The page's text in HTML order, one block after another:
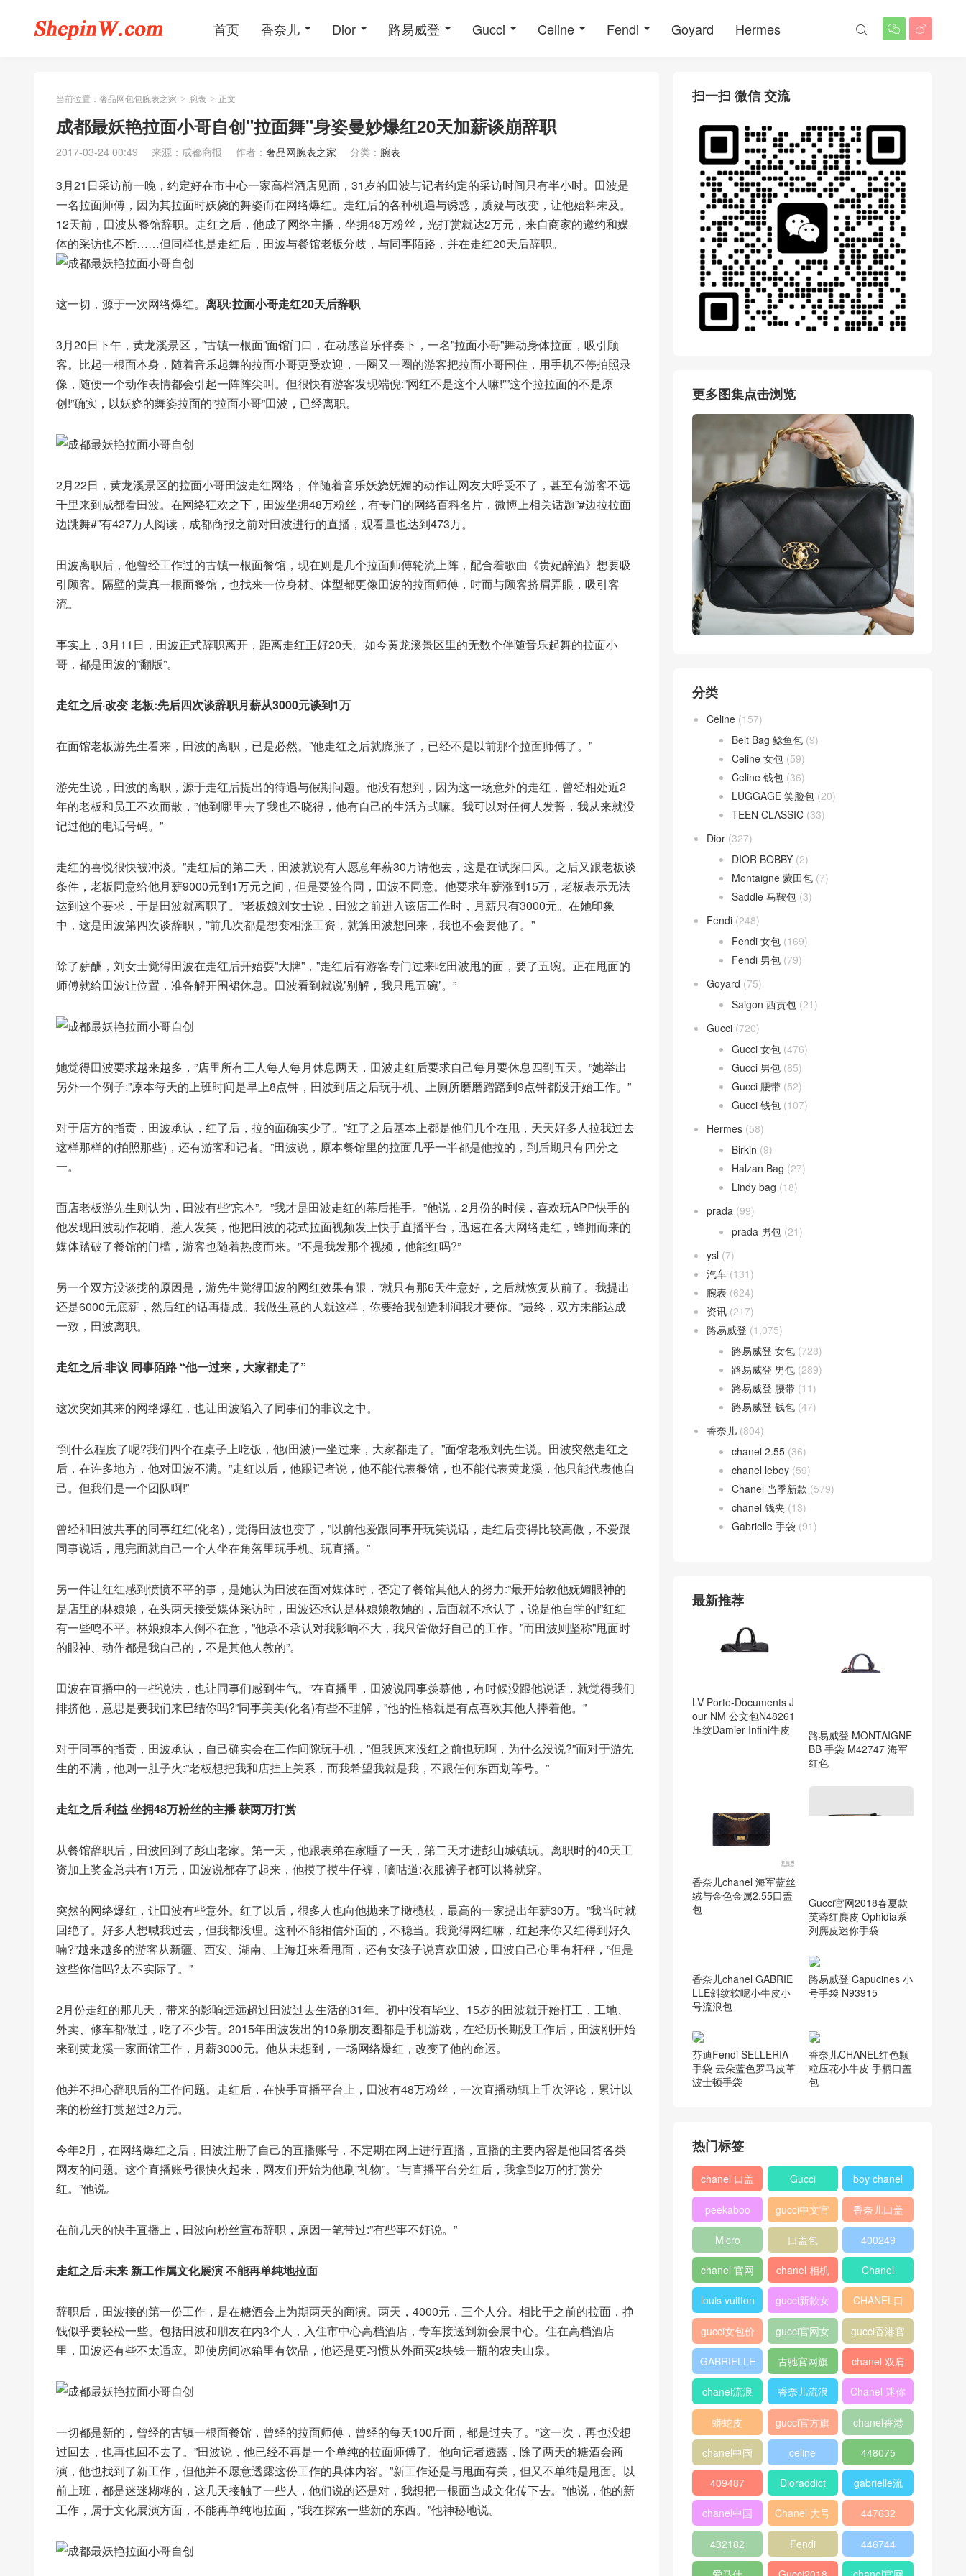
首页 香奈儿 Dior 路易威登 Gucci Celine Fendi Goyard Hermes  

当前位置： 奢品网包包腕表之家 > 腕表 > 正文
成都最妖艳拉面小哥自创"拉面舞"身姿曼妙爆红20天加薪谈崩辞职
2017-03-24 00:49 来源：成都商报 作者： 奢品网腕表之家 分类： 腕表
3月21日采访前一晚，约定好在市中心一家高档酒店见面，31岁的田波与记者约定的采访时间只有半小时。田波是
一名拉面师傅，因为其拉面时妖娆的舞姿而在网络爆红。走红后的各种机遇与诱惑，质疑与改变，让他始料未及。
12天前，田波从餐馆辞职。走红之后，他成了网络主播，坐拥48万粉丝，光打赏就达2万元，来自商家的邀约和媒
体的采访也不断……但同样也是走红后，田波与餐馆老板分歧，与同事陌路，并在走红20天后辞职。
这一切，源于一次网络爆红。 离职:拉面小哥走红20天后辞职
3月20日下午，黄龙溪景区，”古镇一根面”面馆门口，在动感音乐伴奏下，一名”拉面小哥”舞动身体拉面，吸引顾
客。比起一根面本身，随着音乐起舞的拉面小哥更受欢迎，一圈又一圈的游客把拉面小哥围住，用手机不停拍照录
像，随便一个动作表情都会引起一阵阵尖叫。但很快有游客发现端倪:”网红不是这个人嘛!””这个拉拉面的不是原
创!”确实，以妖娆的舞姿拉面的”拉面小哥”田波，已经离职。
2月22日，黄龙溪景区的拉面小哥田波走红网络， 伴随着音乐妖娆妩媚的动作让网友大呼受不了，甚至有游客不远
千里来到成都看田波。在网络狂欢之下，田波坐拥48万粉丝，有专门的网络百科名片，微博上相关话题”#边拉拉面
边跳舞#”有427万人阅读，成都商报之前对田波进行的直播，观看量也达到473万。
田波离职后，他曾经工作过的古镇一根面餐馆，现在则是几个拉面师傅轮流上阵，配合着歌曲《贵妃醉酒》想要吸
引顾客。隔壁的黄真一根面餐馆，也找来一位身材、体型都更像田波的拉面师傅，时而与顾客挤眉弄眼，吸引客
流。
事实上，3月11日，田波正式辞职离开，距离走红正好20天。如今黄龙溪景区里的无数个伴随音乐起舞的拉面小
哥，都是田波的”翻版”。
走红之后·改变 老板:先后四次谈辞职月薪从3000元谈到1万
在面馆老板游先生看来，田波的离职，已是必然。”他走红之后就膨胀了，已经不是以前那个拉面师傅了。”
游先生说，田波的离职，源于走红后提出的待遇与假期问题。他没有想到，因为这一场意外的走红，曾经相处近2
年的老板和员工不欢而散，”他到哪里去了我也不晓得，他有自己的生活方式嘛。我可以对任何人发誓，我从来就没
记过他的电话号码。”
走红的喜悦很快被冲淡。”走红后的第二天，田波就说有人愿意年薪30万请他去，这是在试探口风。之后又跟老板谈
条件，老板同意给他月薪9000元到1万元之间，但是要签合同，田波不同意。他要求年薪涨到15万，老板表示无法
达到这个要求，于是田波就离职了。”老板娘刘女士说，田波之前进入该店工作时，月薪只有3000元。在她印象
中，这是田波第四次谈辞职，”前几次都是想变相涨工资，就算田波想回来，我也不会要他了。”
除了薪酬，刘女士觉得田波在走红后开始耍”大牌”，”走红后有游客专门过来吃田波甩的面，要了五碗。正在甩面的
师傅就给田波让位置，准备解开围裙休息。田波看到就说’别解，我只甩五碗’。”
她觉得田波要求越来越多，”店里所有工人每人每月休息两天，田波走红后要求自己每月要休息四到五天。”她举出
另外一个例子:”原本每天的上班时间是早上8点钟，田波到店之后玩手机、上厕所磨磨蹭蹭到9点钟都没开始工作。”
对于店方的指责，田波承认，红了后，拉的面确实少了。”红了之后基本上都是他们几个在甩，天天好多人拉我过去
这样那样的(拍照那些)，还有游客和记者。”田波说，原本餐馆里的拉面几乎一半都是他拉的，到后期只有四分之
一。
面店老板游先生则认为，田波有些”忘本”。”我才是田波走红的幕后推手。”他说，2月份的时候，喜欢玩APP快手的
他发现田波动作花哨、惹人发笑，他把田波的花式拉面视频发上快手直播平台，迅速在各大网络走红，蜂拥而来的
媒体踏破了餐馆的门槛，游客也随着热度而来。”不是我发那个视频，他能红吗?”
另一个双方没谈拢的原因是，游先生觉得田波的网红效果有限，”就只有那6天生意好，之后就恢复从前了。我提出
还是6000元底薪，然后红的话再提成。我做生意的人就这样，你要给我创造利润我才要你。”最终，双方未能达成
一致，田波离职。
走红之后·非议 同事陌路 “他一过来，大家都走了”
这次突如其来的网络爆红，也让田波陷入了同事们的非议之中。
“到什么程度了呢?我们四个在桌子上吃饭，他(田波)一坐过来，大家都走了。”面馆老板刘先生说。田波突然走红之
后，在许多地方，他对田波不满。”走红以后，他跟记者说，他不能代表餐馆，也不能代表黄龙溪，他只能代表他自
己。但我们是一个团队啊!”
曾经和田波共事的同事红红(化名)，觉得田波也变了，”以前他爱跟同事开玩笑说话，走红后变得比较高傲，不爱跟
同事说话，甩完面就自己一个人坐在角落里玩手机、玩直播。”
另一件让红红感到愤愤不平的事，是她认为田波在面对媒体时，否定了餐馆其他人的努力:”最开始教他妩媚眼神的
是店里的林娘娘，在头两天接受媒体采访时，田波还承认是林娘娘教她的，后面就不承认了，说是他自学的!”红红
有一些鸣不平。林娘娘本人倒不在意，”他承不承认对我影响不大，我只管做好自己的工作。”而田波则坚称”甩面时
的眼神、动作都是我自己的，不是其他人教的”。
田波在直播中的一些说法，也让同事们感到生气。”在直播里，田波说同事羡慕他，有时候没跟他说话，就觉得我们
排挤他，意思是要我们来巴结你吗?”同事美美(化名)有些不理解，”他的性格就是有点喜欢其他人捧着他。”
对于同事的指责，田波承认，自己确实会在工作间隙玩手机，”但我原来没红之前也玩啊，为什么没说?”而对于游先
生的不满，他则一肚子火:”老板想把我和店挂上关系，而我希望我就是我，不跟任何东西划等号。”
走红之后·利益 坐拥48万粉丝的主播 获两万打赏
从餐馆辞职后，田波回到了彭山老家。第一天，他跟表弟在家睡了一天，第二天才进彭山城镇玩。离职时的40天工
资加上奖金总共有1万元，田波说都存了起来，他摸了摸牛仔裤，嘀咕道:衣服裤子都可以将就穿。
突然的网络爆红，让田波有些意外。红了以后，很多人也向他抛来了橄榄枝，最高的一家提出年薪30万。”我当时就
回绝了。好多人想喊我过去，但我都没理。这种不能相信外面的，不稳当。我觉得网红嘛，红起来你又红得到好久
喃?”越来越多的游客从新疆、西安、湖南、上海赶来看甩面，还有女孩子说喜欢田波，田波自己心里有杆秤，”但是
这些你信吗?太不实际了。”
2月份走红的那几天，带来的影响远远超过田波过去生活的31年。初中没有毕业、15岁的田波就开始打工，工地、
外卖、修车都做过，吃了不少苦。2015年田波发出的10条朋友圈都是手机游戏，在经历长期没工作后，田波刚开始
来到黄龙溪一家面馆工作，月薪3000元。他从未想到，一场网络爆红，改变了他的命运。
他并不担心辞职后的工作问题。走红后，在快手直播平台上，田波有48万粉丝，一次直播动辄上千次评论，累计以
来的粉丝打赏超过2万元。
今年2月，在网络爆红之后，田波注册了自己的直播账号，不定期在网上进行直播，直播的主要内容是他回答各类
网友的问题。这个直播账号很快火起来，网友们开始为他刷”礼物”。”与直播平台分红后，我拿到2万的打赏分
红。”他说。
在前几天的快手直播上，田波向粉丝宣布辞职，原因一笔带过:”有些事不好说。”
走红之后·未来 新工作属文化展演 不能再单纯地拉面
辞职后，田波接的第一份工作，是在糖酒会上为期两天的商演。两天，4000元，三个人分。相比于之前的拉面，挣
钱似乎要轻松一些。包括田波和朋友在内3个人，入住市中心高档酒店，专车接送到新会展中心。住在高档酒店
里，田波还有些不太适应。即使房间冰箱里有饮品，他还是更习惯从外面买2块钱一瓶的农夫山泉。
一切都是新的，曾经的古镇一根面餐馆，曾经的拉面师傅，曾经的每天100斤面，都是过去了。”这一次，再也没想
过回去，也再也回不去了。”田波说，他已经不再是一个单纯的拉面师傅了。他向记者透露，除了两天的糖酒会商
演，他也找到了新工作，但他并不愿意透露这份工作的具体内容。”新工作还是与甩面有关，但又不单纯是甩面。以
前上班，都是迷迷糊糊的，这几天接触了一些人，他们说的还是对，我想把一根面当成文化传下去。”他说，他的新
工作，属于文化展演方面，不能再单纯地拉面，”我在探索一些新的东西。”他神秘地说。
扫一扫 微信 交流
更多图集点击浏览
分类
Celine (157)
Belt Bag 鲶鱼包 (9)
Celine 女包 (59)
Celine 钱包 (36)
LUGGAGE 笑脸包 (20)
TEEN CLASSIC (33)
Dior (327)
DIOR BOBBY (2)
Montaigne 蒙田包 (7)
Saddle 马鞍包 (3)
Fendi (248)
Fendi 女包 (169)
Fendi 男包 (79)
Goyard (75)
Saigon 西贡包 (21)
Gucci (720)
Gucci 女包 (476)
Gucci 男包 (85)
Gucci 腰带 (52)
Gucci 钱包 (107)
Hermes (58)
Birkin (9)
Halzan Bag (27)
Lindy bag (18)
prada (99)
prada 男包 (21)
ysl (7)
汽车 (131)
腕表 (624)
资讯 (217)
路易威登 (1,075)
路易威登 女包 (728)
路易威登 男包 (289)
路易威登 腰带 (11)
路易威登 钱包 (47)
香奈儿 (804)
chanel 2.55 (36)
chanel leboy (59)
Chanel 当季新款 (579)
chanel 钱夹 (13)
Gabrielle 手袋 (91)
最新推荐
LV Porte-Documents J
our NM 公文包N48261
压纹Damier Infini牛皮
路易威登 MONTAIGNE
BB 手袋 M42747 海军
红色
香奈儿chanel 海军蓝丝
绒与金色金属2.55口盖
包
Gucci官网2018春夏款
芙蓉红麂皮 Ophidia系
列麂皮迷你手袋
香奈儿chanel GABRIE
LLE斜纹软呢小牛皮小
号流浪包
路易威登 Capucines 小
号手袋 N93915
热门标签
chanel 口盖
包
Gucci
boy chanel
口盖包
peekaboo
gucci中文官
网
香奈儿口盖
包2018
Luggage
口盖包
chanel 官网
chanel 相机
包
Chanel
louis vuitton
gucci新款女
包
CHANEL口
盖包
gucci女包价
格
gucci官网女
包
gucci香港官
网
GABRIELLE
古驰官网旗
舰店
chanel 双肩
背包
chanel流浪
包价格
香奈儿流浪
包尺寸
Chanel 迷你
口盖包
蟒蛇皮
gucci官方旗
舰店
chanel香港
官网
chanel中国
官网
celine
classic box
409487 Dioraddict
gabrielle流
浪包
chanel中国 Chanel 大号 447632